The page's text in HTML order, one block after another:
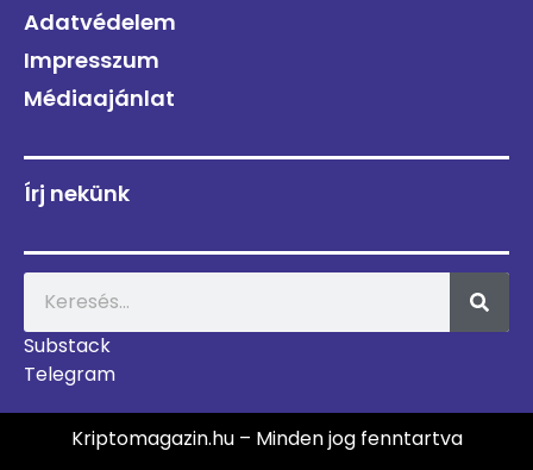
Adatvédelem
Impresszum
Médiaajánlat
Írj nekünk
Substack
Telegram
Kriptomagazin.hu – Minden jog fenntartva